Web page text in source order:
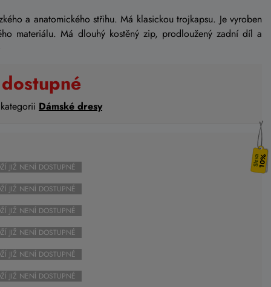
a anatomického střihu. Má klasickou trojkapsu. Je vyroben
materiálu. Má dlouhý kostěný zip, prodloužený zadní díl a
Dámské dresy
10%
JIŽ NENÍ DOSTUPNÉ
JIŽ NENÍ DOSTUPNÉ
JIŽ NENÍ DOSTUPNÉ
JIŽ NENÍ DOSTUPNÉ
JIŽ NENÍ DOSTUPNÉ
JIŽ NENÍ DOSTUPNÉ